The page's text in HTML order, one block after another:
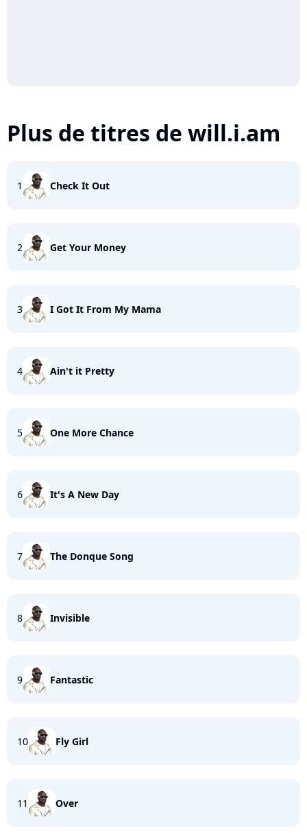
Plus de titres de will.i.am
1 Check It Out
2 Get Your Money
3 I Got It From My Mama
4 Ain't it Pretty
5 One More Chance
6 It's A New Day
7 The Donque Song
8 Invisible
9 Fantastic
10 Fly Girl
11 Over